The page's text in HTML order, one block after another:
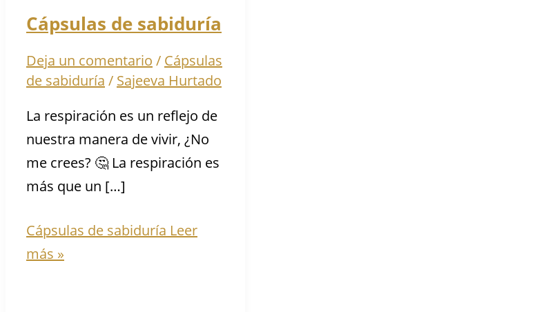
Cápsulas de sabiduría
Deja un comentario / Cápsulas
de sabiduría / Sajeeva Hurtado
La respiración es un reflejo de
nuestra manera de vivir, ¿No
me crees? 🤔 La respiración es
más que un […]
Cápsulas de sabiduría Leer
más »